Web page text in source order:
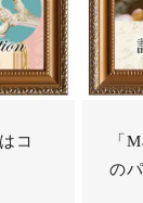
コ
「
の